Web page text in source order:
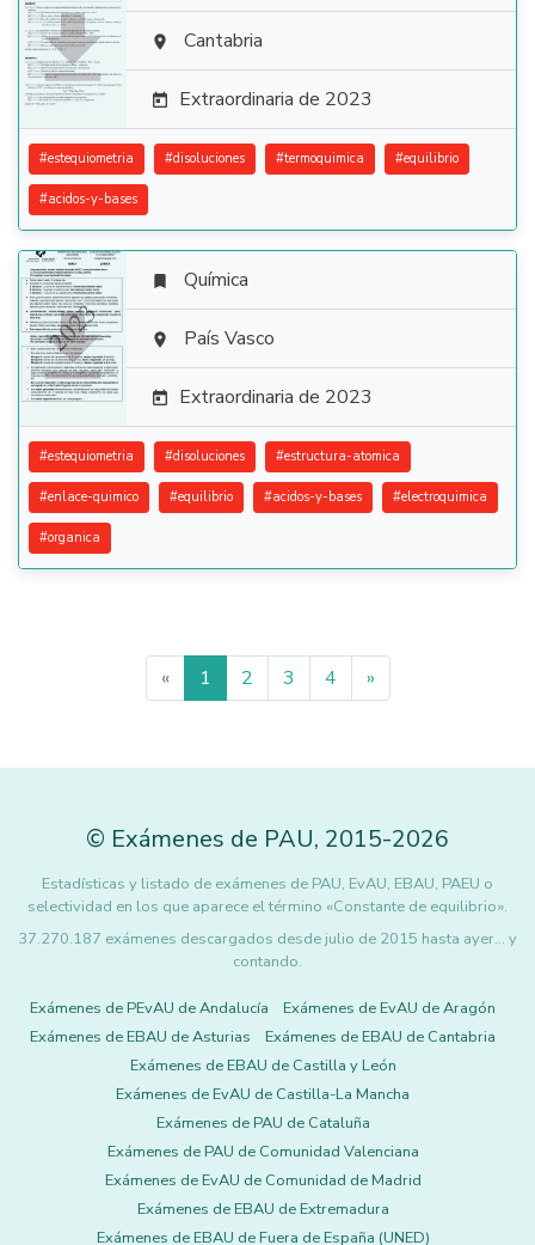
  Cantabria
 Extraordinaria de 2023
#estequiometria #disoluciones #termoquimica #equilibrio
#acidos-y-bases

 Química
 País Vasco
 Extraordinaria de 2023
#estequiometria #disoluciones #estructura-atomica
#enlace-quimico #equilibrio #acidos-y-bases #electroquimica
#organica
« 1 2 3 4 »
© Exámenes de PAU, 2015-2026
Estadísticas y listado de exámenes de PAU, EvAU, EBAU, PAEU o
selectividad en los que aparece el término «Constante de equilibrio».
37.270.187 exámenes descargados desde julio de 2015 hasta ayer... y
contando.
Exámenes de PEvAU de Andalucía
Exámenes de EvAU de Aragón
Exámenes de EBAU de Asturias
Exámenes de EBAU de Cantabria
Exámenes de EBAU de Castilla y León
Exámenes de EvAU de Castilla-La Mancha
Exámenes de PAU de Cataluña
Exámenes de PAU de Comunidad Valenciana
Exámenes de EvAU de Comunidad de Madrid
Exámenes de EBAU de Extremadura
Exámenes de EBAU de Fuera de España (UNED)